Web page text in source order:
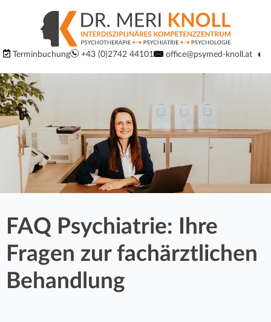
p
r
u
m
a
r
i
n
e
k
Logo
der
Website:
Interdisziplinäres
Kompetenzzentrum
Psychiatrie,
Psychotherapie
und
in
3100
St.
Pölten
–
Terminbuchung +43 (0)2742 44101 office@psymed-knoll.at ◐
FAQ Psychiatrie: Ihre
Fragen zur fachärztlichen
Behandlung